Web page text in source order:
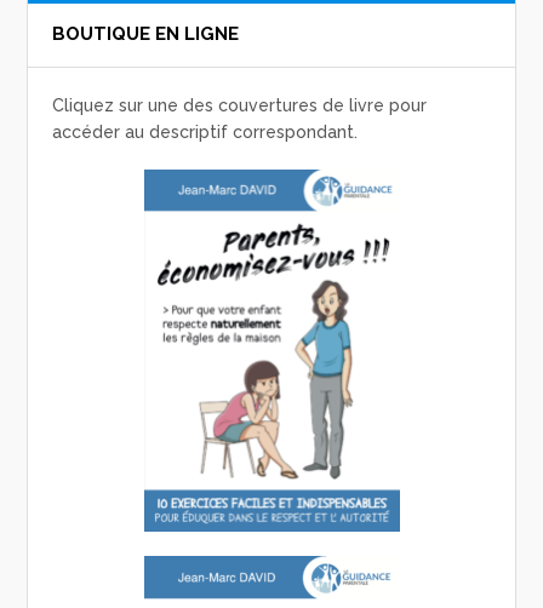
BOUTIQUE EN LIGNE
Cliquez sur une des couvertures de livre pour
accéder au descriptif correspondant.